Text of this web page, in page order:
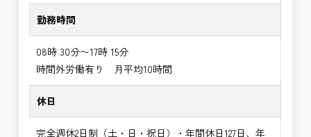
勤務時間
08時 30分〜17時 15分
時間外労働有り 月平均10時間
休日
完全週休2日制（土・日・祝日）・年間休日127日、年